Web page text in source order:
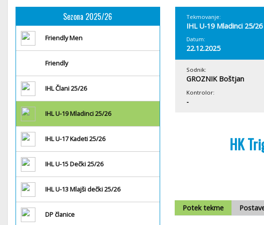
Sezona 2025/26
Friendly Men
Friendly
IHL Člani 25/26
IHL U-19 Mladinci 25/26
IHL U-17 Kadeti 25/26
IHL U-15 Dečki 25/26
IHL U-13 Mlajši dečki 25/26
DP članice
Tekmovanje:
IHL U-19 Mladinci 25/26
Datum:
22.12.2025
Sodnik:
GROZNIK Boštjan
Kontrolor:
-
HK
Potek tekme